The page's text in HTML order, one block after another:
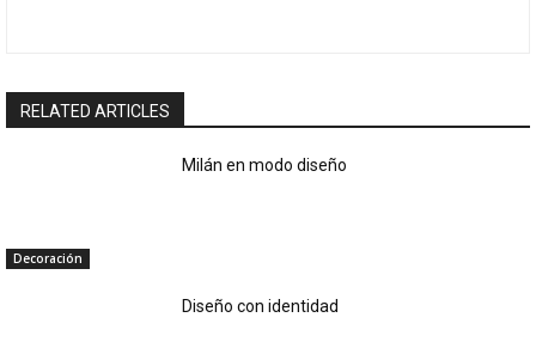
RELATED ARTICLES
Decoración
Milán en modo diseño
Diseño con identidad